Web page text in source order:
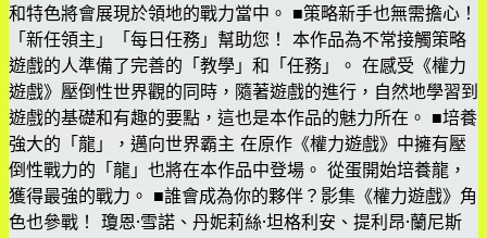
和特色將會展現於領地的戰力當中。 ■策略新手也無需擔心！
「新任領主」「每日任務」幫助您！ 本作品為不常接觸策略
遊戲的人準備了完善的「教學」和「任務」。 在感受《權力
遊戲》壓倒性世界觀的同時，隨著遊戲的進行，自然地學習到
遊戲的基礎和有趣的要點，這也是本作品的魅力所在。 ■培養
強大的「龍」，邁向世界霸主 在原作《權力遊戲》中擁有壓
倒性戰力的「龍」也將在本作品中登場。 從蛋開始培養龍，
獲得最強的戰力。 ■誰會成為你的夥伴？影集《權力遊戲》角
色也參戰！ 瓊恩·雪諾、丹妮莉絲·坦格利安、提利昂·蘭尼斯